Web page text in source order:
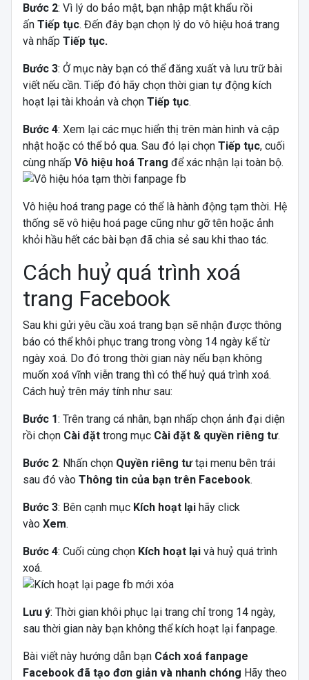
Bước 2: Vì lý do bảo mật, bạn nhập mật khẩu rồi
ấn Tiếp tục. Đến đây bạn chọn lý do vô hiệu hoá trang
và nhấp Tiếp tục.
Bước 3: Ở mục này bạn có thể đăng xuất và lưu trữ bài
viết nếu cần. Tiếp đó hãy chọn thời gian tự động kích
hoạt lại tài khoản và chọnTiếp tục.
Bước 4: Xem lại các mục hiển thị trên màn hình và cập
nhật hoặc có thể bỏ qua. Sau đó lại chọn Tiếp tục, cuối
cùng nhấp Vô hiệu hoá Trang để xác nhận lại toàn bộ.
Vô hiệu hoá trang page có thể là hành động tạm thời. Hệ
thống sẽ vô hiệu hoá page cũng như gỡ tên hoặc ảnh
khỏi hầu hết các bài bạn đã chia sẻ sau khi thao tác.
Cách huỷ quá trình xoá
trang Facebook
Sau khi gửi yêu cầu xoá trang bạn sẽ nhận được thông
báo có thể khôi phục trang trong vòng 14 ngày kể từ
ngày xoá. Do đó trong thời gian này nếu bạn không
muốn xoá vĩnh viễn trang thì có thể huỷ quá trình xoá.
Cách huỷ trên máy tính như sau:
Bước 1: Trên trang cá nhân, bạn nhấp chọn ảnh đại diện
rồi chọn Cài đặttrong mục Cài đặt & quyền riêng tư.
Bước 2: Nhấn chọn Quyền riêng tưtại menu bên trái
sau đó vào Thông tin của bạn trên Facebook.
Bước 3: Bên cạnh mục Kích hoạt lại hãy click
vào Xem.
Bước 4: Cuối cùng chọn Kích hoạt lạivà huỷ quá trình
xoá.
Lưu ý: Thời gian khôi phục lại trang chỉ trong 14 ngày,
sau thời gian này bạn không thể kích hoạt lại fanpage.
Bài viết này hướng dẫn bạn Cách xoá fanpage
Facebook đã tạo đơn giản và nhanh chóng Hãy theo